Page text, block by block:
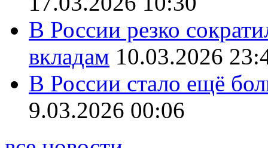
В России резко
вкладам 10.03.2026
В России стало ещё
9.03.2026 00:06